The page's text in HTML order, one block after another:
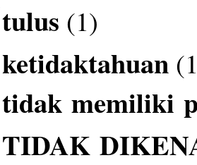
tulus (1)
ketidaktahuan
tidak memiliki
TIDAK